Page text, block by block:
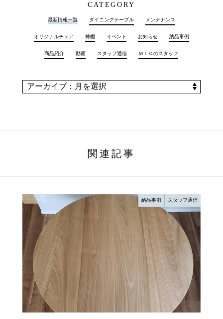
CATEGORY
最新情報一覧 ダイニングテーブル メンテナンス
オリジナルチェア 神棚 イベント お知らせ 納品事例
商品紹介 動画 スタッフ通信 ＭＩＯのスタッフ
関連記事
納品事例 スタッフ通信